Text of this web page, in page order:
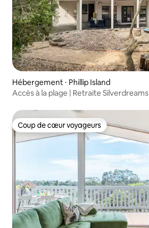
Hébergement ⋅ Phillip Island
Accès à la plage | Retraite Silverdreams
Coup de cœur voyageurs
Coup de cœur voyageurs